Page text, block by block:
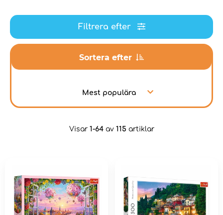
Filtrera efter
Sortera efter
Mest populära
Visar 1-64av 115 artiklar